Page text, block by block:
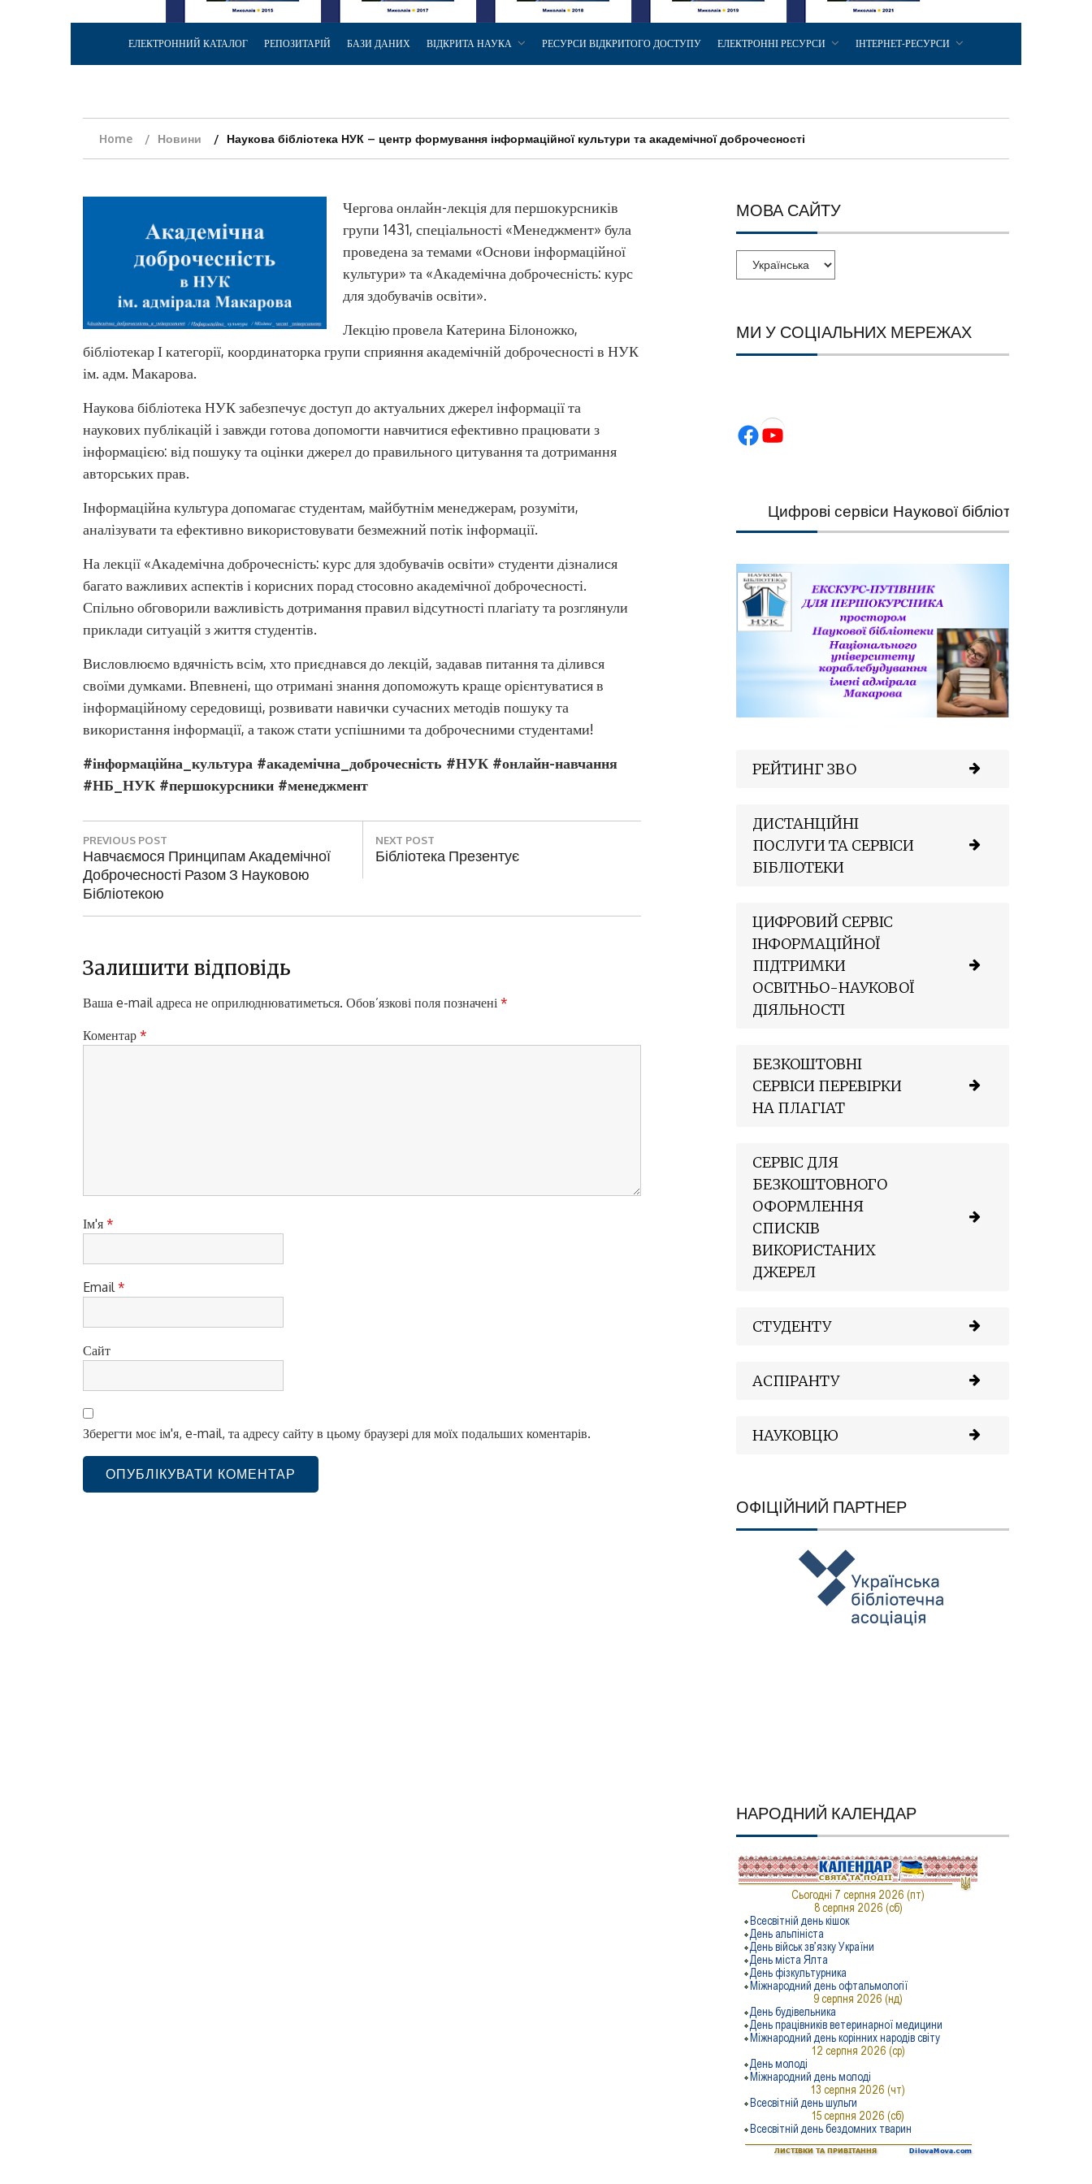
ЕЛЕКТРОННИЙ КАТАЛОГ РЕПОЗИТАРІЙ БАЗИ ДАНИХ ВІДКРИТА НАУКА РЕСУРСИ ВІДКРИТОГО ДОСТУПУ ЕЛЕКТРОННІ РЕСУРСИ ІНТЕРНЕТ-РЕСУРСИ
Home Новини Наукова бібліотека НУК – центр формування інформаційної культури та академічної доброчесності
Чергова онлайн-лекція для першокурсників
групи 1431, спеціальності «Менеджмент» була
проведена за темами «Основи інформаційної
культури» та «Академічна доброчесність: курс
для здобувачів освіти».
Лекцію провела Катерина Білоножко,
бібліотекар І категорії, координаторка групи сприяння академічній доброчесності в НУК
ім. адм. Макарова.
Наукова бібліотека НУК забезпечує доступ до актуальних джерел інформації та
наукових публікацій і завжди готова допомогти навчитися ефективно працювати з
інформацією: від пошуку та оцінки джерел до правильного цитування та дотримання
авторських прав.
Інформаційна культура допомагає студентам, майбутнім менеджерам, розуміти,
аналізувати та ефективно використовувати безмежний потік інформації.
На лекції «Академічна доброчесність: курс для здобувачів освіти» студенти дізналися
багато важливих аспектів і корисних порад стосовно академічної доброчесності.
Спільно обговорили важливість дотримання правил відсутності плагіату та розглянули
приклади ситуацій з життя студентів.
Висловлюємо вдячність всім, хто приєднався до лекцій, задавав питання та ділився
своїми думками. Впевнені, що отримані знання допоможуть краще орієнтуватися в
інформаційному середовищі, розвивати навички сучасних методів пошуку та
використання інформації, а також стати успішними та доброчесними студентами!
#інформаційна_культура #академічна_доброчесність #НУК #онлайн-навчання
#НБ_НУК #першокурсники #менеджмент
Н
а
в
і
а
ц
я
в
PREVIOUS POST
P
R
E
U
S
P
S
T
Навчаємося Принципам Академічної
Доброчесності Разом З Науковою
Бібліотекою
NEXT POST
N
:
Бібліотека Презентує
Залишити відповідь
Ваша e-mail адреса не оприлюднюватиметься. Обов’язкові поля позначені *
Коментар *
Ім'я *
Email*
Сайт
Зберегти моє ім'я, e-mail, та адресу сайту в цьому браузері для моїх подальших коментарів.
МОВА САЙТУ
МИ У СОЦІАЛЬНИХ МЕРЕЖАХ
Facebook YouTube
Цифрові сервіси Наукової бібліотеки НУК —
РЕЙТИНГ ЗВО
ДИСТАНЦІЙНІ
ПОСЛУГИ ТА СЕРВІСИ
БІБЛІОТЕКИ
ЦИФРОВИЙ СЕРВІС
ІНФОРМАЦІЙНОЇ
ПІДТРИМКИ
ОСВІТНЬО-НАУКОВОЇ
ДІЯЛЬНОСТІ
БЕЗКОШТОВНІ
СЕРВІСИ ПЕРЕВІРКИ
НА ПЛАГІАТ
СЕРВІС ДЛЯ
БЕЗКОШТОВНОГО
ОФОРМЛЕННЯ
СПИСКІВ
ВИКОРИСТАНИХ
ДЖЕРЕЛ
СТУДЕНТУ
АСПІРАНТУ
НАУКОВЦЮ
ОФІЦІЙНИЙ ПАРТНЕР
НАРОДНИЙ КАЛЕНДАР